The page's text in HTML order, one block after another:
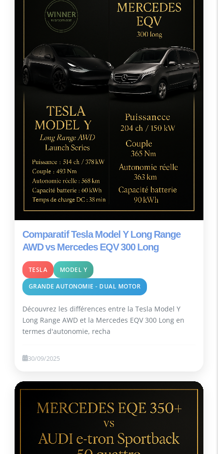
Comparatif Tesla Model Y Long Range
AWD vs Mercedes EQV 300 Long
TESLA MODEL Y
GRANDE AUTONOMIE - DUAL MOTOR
Découvrez les différences entre la Tesla Model Y
Long Range AWD et la Mercedes EQV 300 Long en
termes d'autonomie, recha
30/09/2025